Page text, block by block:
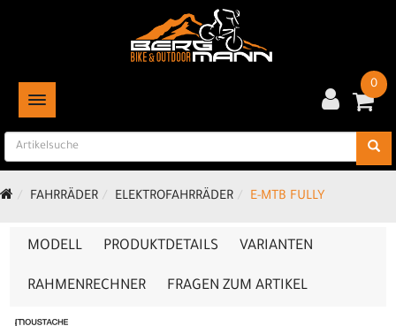
TOGGLE NAVIGATION
0
FAHRRÄDER ELEKTROFAHRRÄDER E-MTB FULLY
MODELL PRODUKTDETAILS VARIANTEN
RAHMENRECHNER FRAGEN ZUM ARTIKEL